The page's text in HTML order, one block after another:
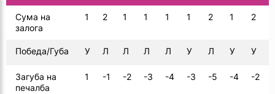
Сума на
залога
1 2 1 1 1 1 2 1 2
Победа/Губа У Л Л Л Л У Л У У
Загуба на
печалба
1 -1 -2 -3 -4 -3 -5 -4 -2